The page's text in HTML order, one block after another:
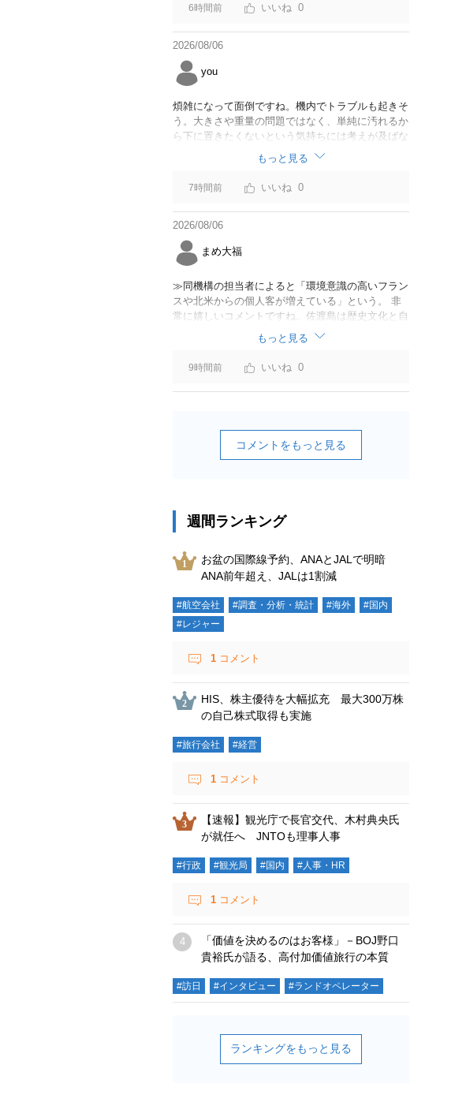
6時間前 0
2026/08/06
you
煩雑になって面倒ですね。機内でトラブルも起きそ
う。大きさや重量の問題ではなく、単純に汚れるか
ら下に置きたくないという気持ちには考えが及ばな
かったのでしょうかね。いっそ、荷物棚を撤去した
座席を作って、座席指定も荷物も含んだプランとす
べて無しで格安プランで分けてもらった方がシンプ
ルで分かりやすいかも。どんどん料金が細分化され
て面倒です。
もっと見る
7時間前 0
2026/08/06
まめ大福
≫同機構の担当者によると「環境意識の高いフラン
スや北米からの個人客が増えている」という。 非
常に嬉しいコメントですね。佐渡島は歴史文化と自
然が相まっての土地となっているので、個人的には
環境意識の低い人は来ないでほしいです。「金がと
れるんじゃないか」と勝手に穴掘ったりしそうな国
の人は来ないでほしいですね。
もっと見る
9時間前 0
コメントをもっと見る
週間ランキング
お盆の国際線予約、ANAとJALで明暗
ANA前年超え、JALは1割減
#航空会社 #調査・分析・統計 #海外
#国内
#レジャー
1 コメント
HIS、株主優待を大幅拡充 最大300万株
の自己株式取得も実施
#旅行会社 #経営
1 コメント
【速報】観光庁で長官交代、木村典央氏
が就任へ JNTOも理事人事
#行政 #観光局 #国内 #人事・HR
1 コメント
「価値を決めるのはお客様」－BOJ野口
貴裕氏が語る、高付加価値旅行の本質
#訪日 #インタビュー #ランドオペレーター